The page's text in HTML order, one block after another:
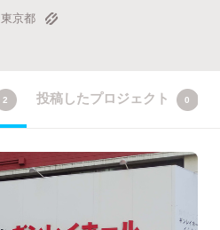
東京都
2 投稿したプロジェクト 0